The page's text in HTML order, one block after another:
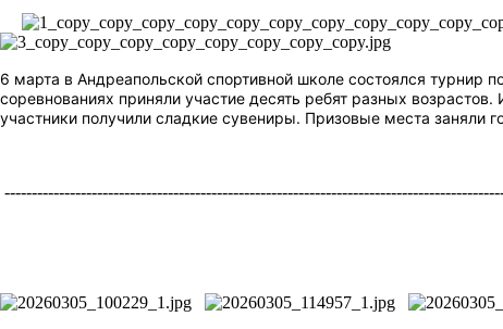
6 марта в Андреапольской спортивной школе состоялся турнир
соревнованиях приняли участие десять ребят разных
участники получили сладкие сувениры. Призовые места заняли